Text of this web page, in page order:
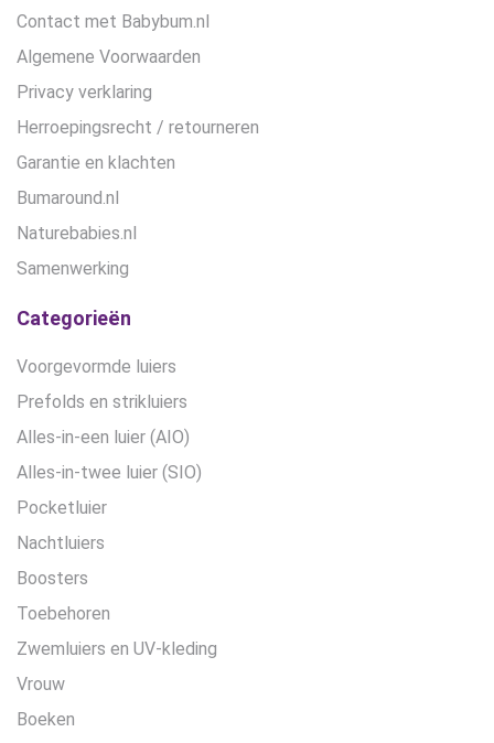
Contact met Babybum.nl
Algemene Voorwaarden
Privacy verklaring
Herroepingsrecht / retourneren
Garantie en klachten
Bumaround.nl
Naturebabies.nl
Samenwerking
Categorieën
Voorgevormde luiers
Prefolds en strikluiers
Alles-in-een luier (AIO)
Alles-in-twee luier (SIO)
Pocketluier
Nachtluiers
Boosters
Toebehoren
Zwemluiers en UV-kleding
Vrouw
Boeken